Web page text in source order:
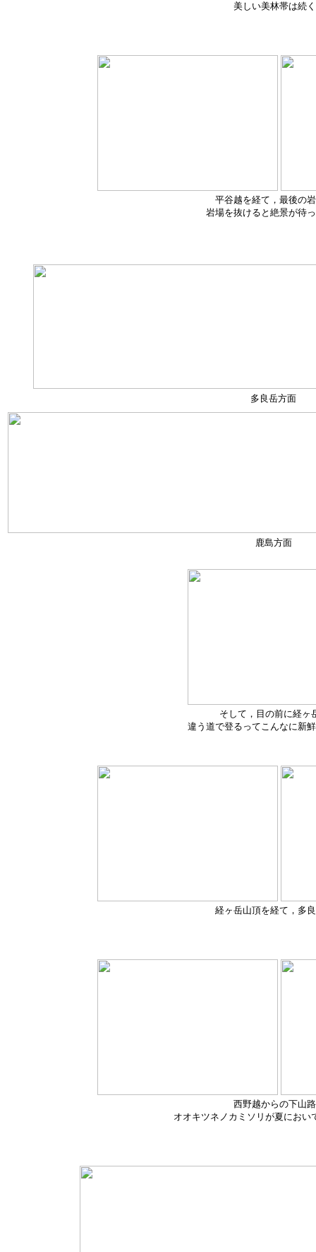
美しい美林帯は続
平谷越を経て，最後の
岩場を抜けると絶景が待
多良岳方面
鹿島方面
そして，目の前に経ヶ
違う道で登るってこんなに新
経ヶ岳山頂を経て，多
西野越からの下山
オオキツネノカミソリが夏におい